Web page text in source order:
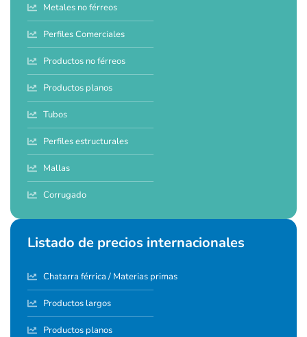
Metales no férreos
Perfiles Comerciales
Productos no férreos
Productos planos
Tubos
Perfiles estructurales
Mallas
Corrugado
Listado de precios internacionales
Chatarra férrica / Materias primas
Productos largos
Productos planos